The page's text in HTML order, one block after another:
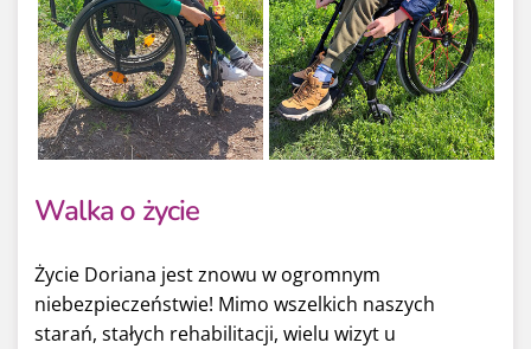
Walka o życie
Życie Doriana jest znowu w ogromnym
niebezpieczeństwie! Mimo wszelkich naszych
starań, stałych rehabilitacji, wielu wizyt u